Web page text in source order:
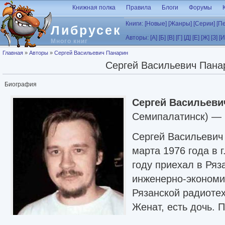
Перейти к основному содержанию
Либрусек
Много книг
Книжная полка Правила Блоги Форумы
Книги: [Новые] [Жанры] [Серии]
Авторы: [А] [Б] [В] [Г] [Д] [Е] [Ж] [З]
Вы здесь
Главная » Авторы » Сергей Васильевич Панарин
Сергей Васильевич
Биография
Сергей
Семипалатинск) —
Сергей
марта 1976 года в
году приехал в
инженерно-
Рязанской
Женат, есть дочь.